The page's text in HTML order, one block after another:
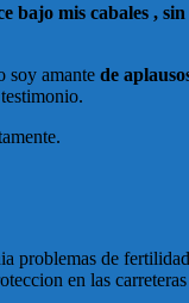
bajo mis cabales ,
soy amante de
problemas de
en las